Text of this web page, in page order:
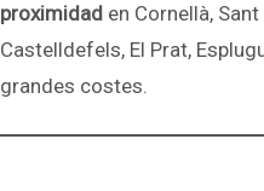
proximidad en Cornellà,
Castelldefels, El Prat,
grandes costes.